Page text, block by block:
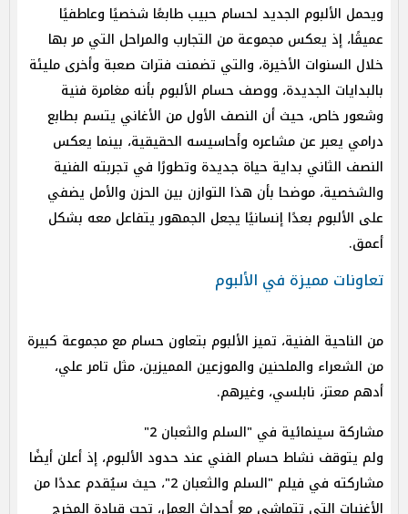
ويحمل الألبوم الجديد لحسام حبيب طابعًا شخصيًا وعاطفيًا
عميقًا، إذ يعكس مجموعة من التجارب والمراحل التي مر بها
خلال السنوات الأخيرة، والتي تضمنت فترات صعبة وأخرى مليئة
بالبدايات الجديدة، ووصف حسام الألبوم بأنه مغامرة فنية
وشعور خاص، حيث أن النصف الأول من الأغاني يتسم بطابع
درامي يعبر عن مشاعره وأحاسيسه الحقيقية، بينما يعكس
النصف الثاني بداية حياة جديدة وتطورًا في تجربته الفنية
والشخصية، موضحا بأن هذا التوازن بين الحزن والأمل يضفي
على الألبوم بعدًا إنسانيًا يجعل الجمهور يتفاعل معه بشكل
أعمق.
تعاونات مميزة في الألبوم
من الناحية الفنية، تميز الألبوم بتعاون حسام مع مجموعة كبيرة
من الشعراء والملحنين والموزعين المميزين، مثل تامر علي،
أدهم معتز، نابلسي، وغيرهم.
مشاركة سينمائية في "السلم والثعبان 2"
ولم يتوقف نشاط حسام الفني عند حدود الألبوم، إذ أعلن أيضًا
مشاركته في فيلم "السلم والثعبان 2"، حيث سيُقدم عددًا من
الأغنيات التي تتماشى مع أحداث العمل، تحت قيادة المخرج